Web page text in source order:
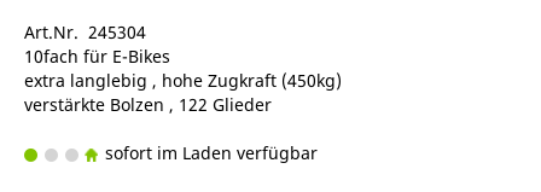
Art.Nr. 245304
10fach für E-Bikes
extra langlebig , hohe Zugkraft (450kg)
verstärkte Bolzen , 122 Glieder
sofort im Laden verfügbar